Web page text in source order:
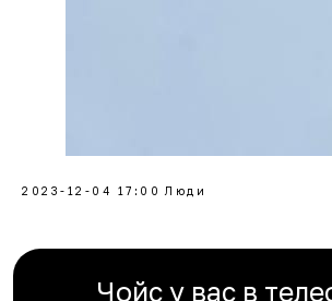
2023-12-04 17:00 Люди